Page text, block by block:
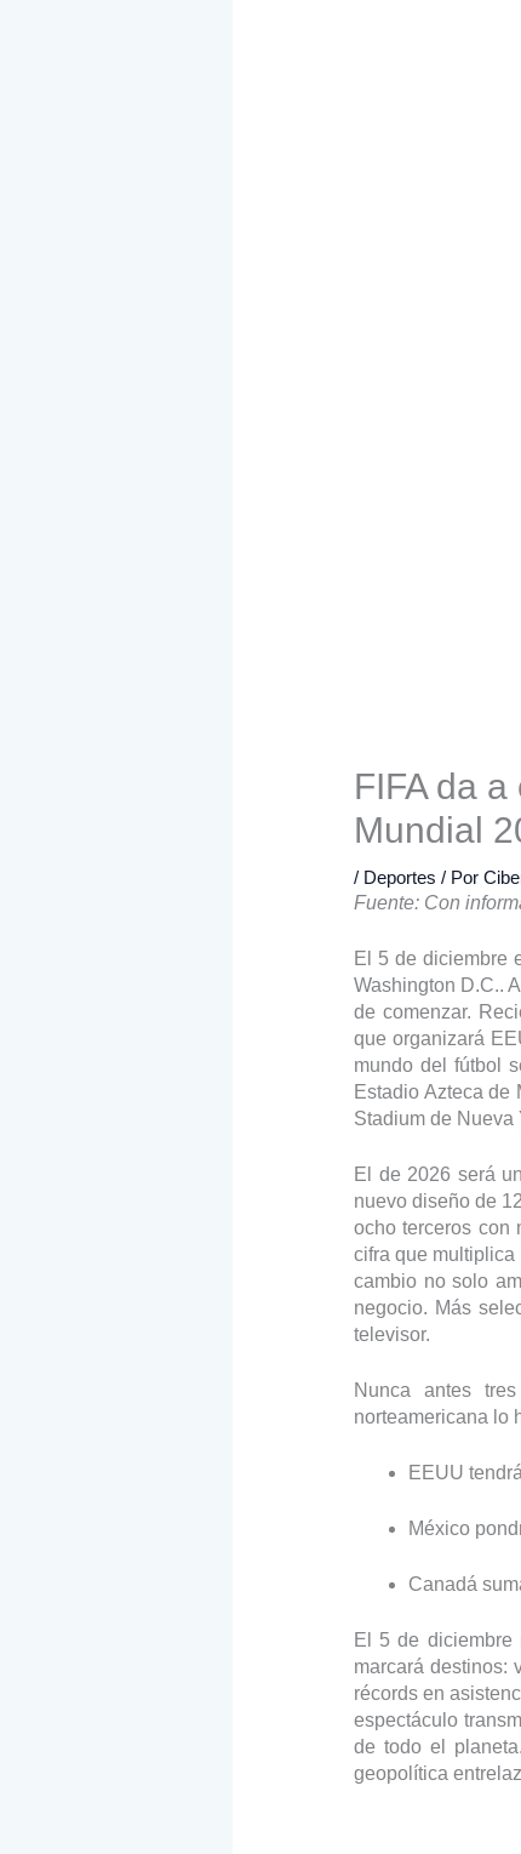
FIFA da
Mundial
/ Deportes / Por
Fuente: Con
El 5 de diciembre
Washington D.C..
de comenzar.
que organizará
mundo del fútbol
Estadio Azteca
Stadium de Nueva
El de 2026 será
nuevo diseño de
ocho terceros con
cifra que multiplica
cambio no solo
negocio. Más
televisor.
Nunca antes
norteamericana lo
EEUU
México
Canadá
El 5 de
marcará destinos:
récords en
espectáculo
de todo el
geopolítica